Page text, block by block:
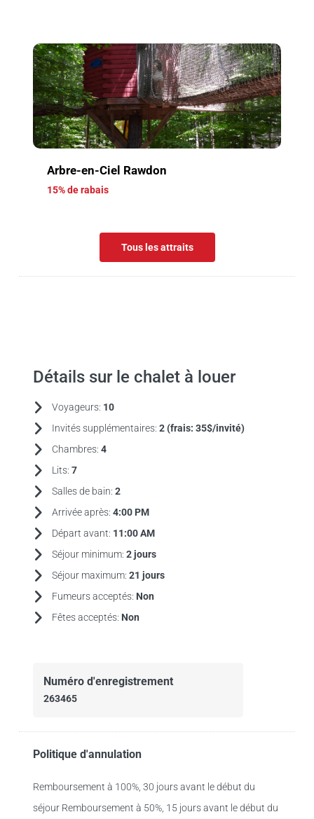
Arbre-en-Ciel Rawdon
15% de rabais
Tous les attraits
Détails sur le chalet à louer
Voyageurs: 10
Invités supplémentaires: 2 (frais: 35$/invité)
Chambres: 4
Lits: 7
Salles de bain: 2
Arrivée après: 4:00 PM
Départ avant: 11:00 AM
Séjour minimum: 2 jours
Séjour maximum: 21 jours
Fumeurs acceptés: Non
Fêtes acceptés: Non
Numéro d'enregistrement
263465
Politique d'annulation
Remboursement à 100%, 30 jours avant le début du
séjour Remboursement à 50%, 15 jours avant le début du